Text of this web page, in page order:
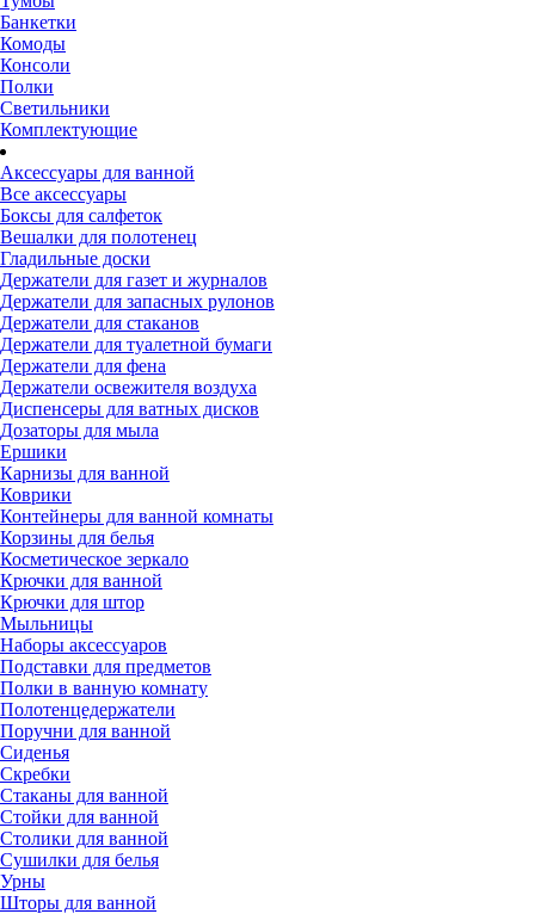
Банкетки
Комоды
Консоли
Полки
Светильники
Комплектующие
Аксессуары для ванной
Все аксессуары
Боксы для салфеток
Вешалки для полотенец
Гладильные доски
Держатели для газет и журналов
Держатели для запасных рулонов
Держатели для стаканов
Держатели для туалетной бумаги
Держатели для фена
Держатели освежителя воздуха
Диспенсеры для ватных дисков
Дозаторы для мыла
Ершики
Карнизы для ванной
Коврики
Контейнеры для ванной комнаты
Корзины для белья
Косметическое зеркало
Крючки для ванной
Крючки для штор
Мыльницы
Наборы аксессуаров
Подставки для предметов
Полки в ванную комнату
Полотенцедержатели
Поручни для ванной
Сиденья
Скребки
Стаканы для ванной
Стойки для ванной
Столики для ванной
Сушилки для белья
Урны
Шторы для ванной